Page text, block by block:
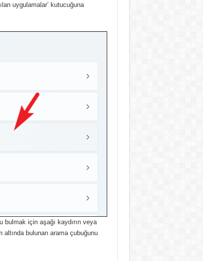
uygulamalar’ kutucuğuna
bulmak için aşağı kaydırın veya
altında bulunan arama çubuğunu